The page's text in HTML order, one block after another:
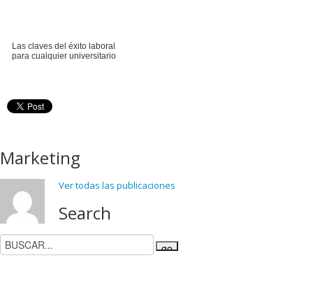
Las claves del éxito laboral
para cualquier universitario
Marketing
Ver todas las publicaciones
Search